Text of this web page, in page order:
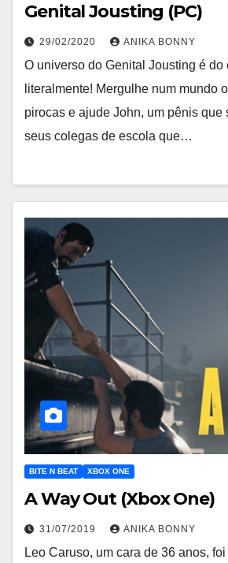
Genital Jousting (PC)
29/02/2020 ANIKA BONNY
O universo do Genital Jousting é do
literalmente! Mergulhe num mundo
pirocas e ajude John, um pênis que
seus colegas de escola que…
BITE N BEAT XBOX ONE
A Way Out (Xbox One)
31/07/2019 ANIKA BONNY
Leo Caruso, um cara de 36 anos,